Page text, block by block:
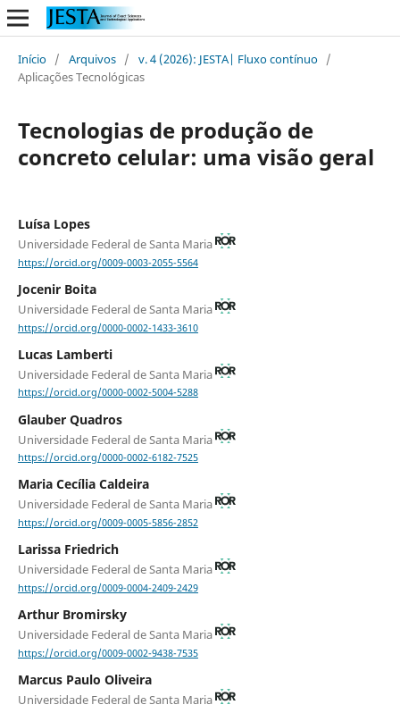
Início / Arquivos / v. 4 (2026): JESTA| Fluxo contínuo /
Aplicações Tecnológicas
Tecnologias de produção de
concreto celular: uma visão geral
Luísa Lopes
Universidade Federal de Santa Maria
https://orcid.org/0009-0003-2055-5564
Jocenir Boita
Universidade Federal de Santa Maria
https://orcid.org/0000-0002-1433-3610
Lucas Lamberti
Universidade Federal de Santa Maria
https://orcid.org/0000-0002-5004-5288
Glauber Quadros
Universidade Federal de Santa Maria
https://orcid.org/0000-0002-6182-7525
Maria Cecília Caldeira
Universidade Federal de Santa Maria
https://orcid.org/0009-0005-5856-2852
Larissa Friedrich
Universidade Federal de Santa Maria
https://orcid.org/0009-0004-2409-2429
Arthur Bromirsky
Universidade Federal de Santa Maria
https://orcid.org/0009-0002-9438-7535
Marcus Paulo Oliveira
Universidade Federal de Santa Maria